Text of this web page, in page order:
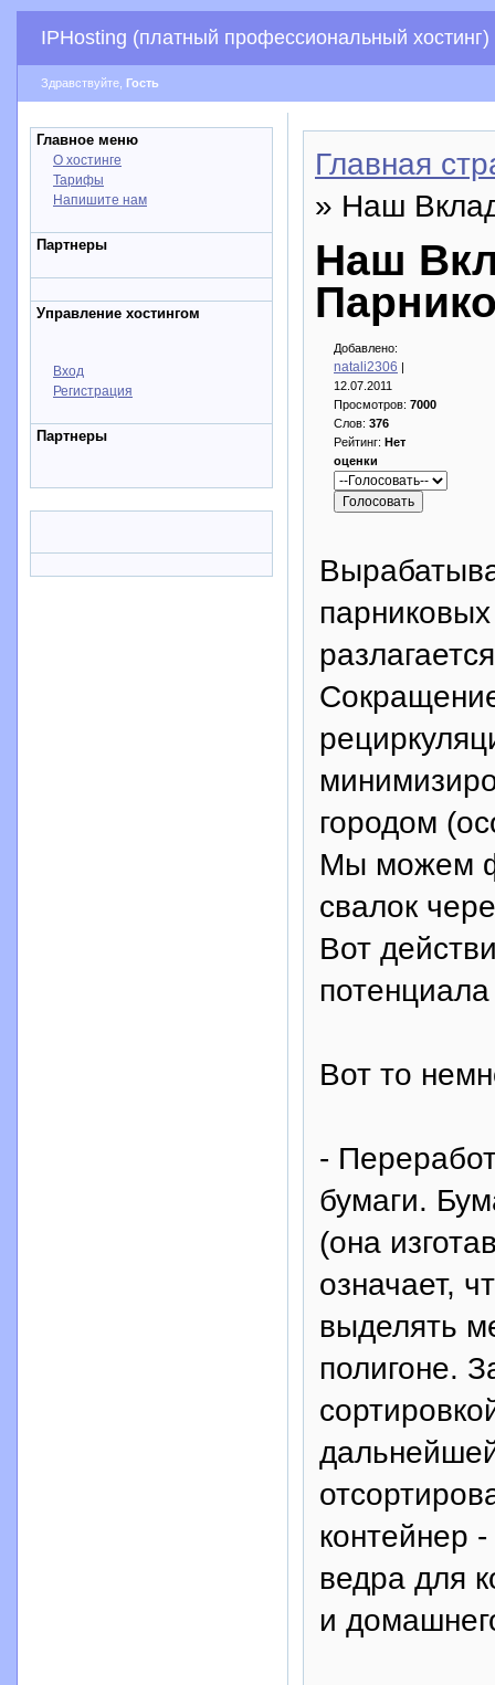
IPHosting (платный профессиональный хостинг)
Здравствуйте, Гость
Главное меню
О хостинге
Тарифы
Напишите нам
Партнеры
Управление хостингом
Вход
Регистрация
Партнеры
Главная
» Наш
Наш
Добавлено:
natali2306 |
12.07.2011
Просмотров: 7000
Слов: 376
Рейтинг: Нет
оценки
городом
Мы можем
свалок
Вот
Вот то
-
бумаги.
(она
означает,
выделять
полигоне.
контейнер
ведра для
и